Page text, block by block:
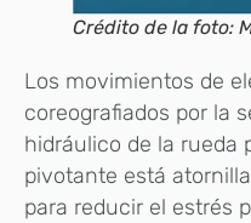
Crédito de la foto:
Los movimientos de
coreografiados por la
hidráulico de la rueda
pivotante está
para reducir el estrés